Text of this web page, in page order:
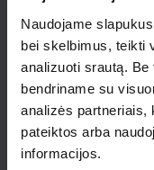
Naudojame
bei skelbimus, teikti
analizuoti srautą.
bendriname su
analizės partneriais,
pateiktos arba
informacijos.
Noriu gauti
Prenumeruodamas